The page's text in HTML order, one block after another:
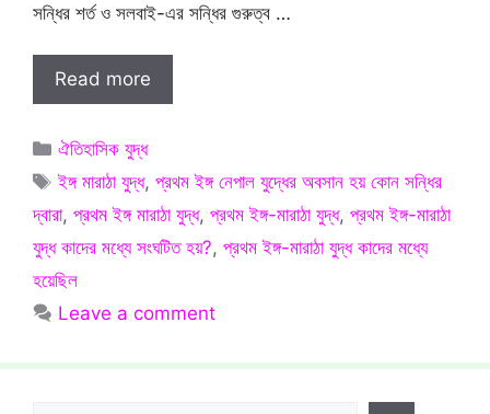
সন্ধির শর্ত ও সলবাই-এর সন্ধির গুরুত্ব …
Read more
Categories
ঐতিহাসিক যুদ্ধ
Tags
ইঙ্গ মারাঠা যুদ্ধ,প্রথম ইঙ্গ নেপাল যুদ্ধের অবসান হয় কোন সন্ধির
দ্বারা, প্রথম ইঙ্গ মারাঠা যুদ্ধ, প্রথম ইঙ্গ-মারাঠা যুদ্ধ, প্রথম ইঙ্গ-মারাঠা
যুদ্ধ কাদের মধ্যে সংঘটিত হয়?, প্রথম ইঙ্গ-মারাঠা যুদ্ধ কাদের মধ্যে
হয়েছিল
Leave a comment